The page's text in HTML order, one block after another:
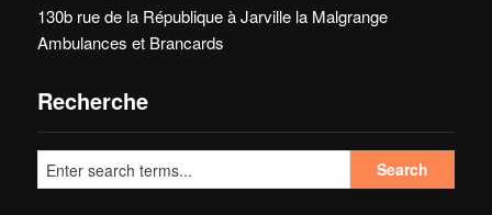
130b rue de la République à Jarville la Malgrange
Ambulances et Brancards
Recherche